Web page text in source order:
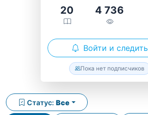
20 4 736
Войти и следить
Пока нет подписчиков
Статус: Все